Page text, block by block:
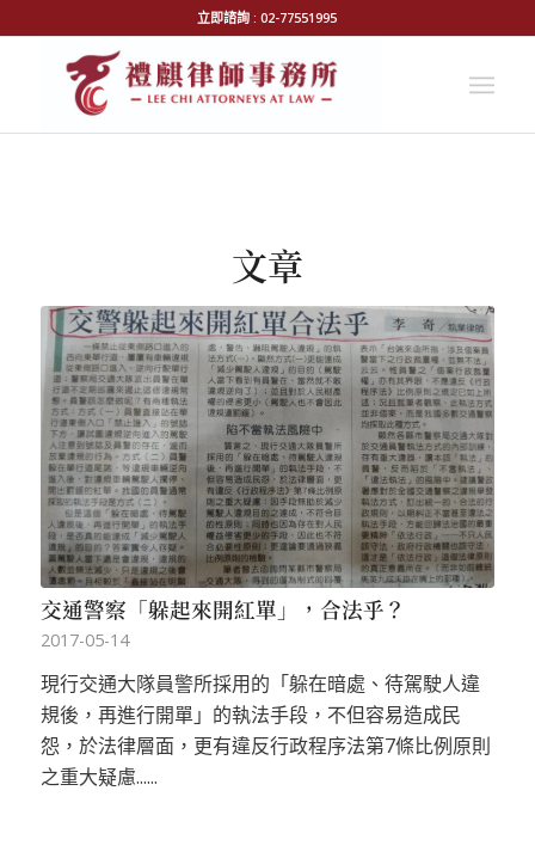
立即諮詢 : 02-77551995
文章
交通警察「躲起來開紅單」，合法乎？
2017-05-14
現行交通大隊員警所採用的「躲在暗處、待駕駛人違
規後，再進行開單」的執法手段，不但容易造成民
怨，於法律層面，更有違反行政程序法第7條比例原則
之重大疑慮......